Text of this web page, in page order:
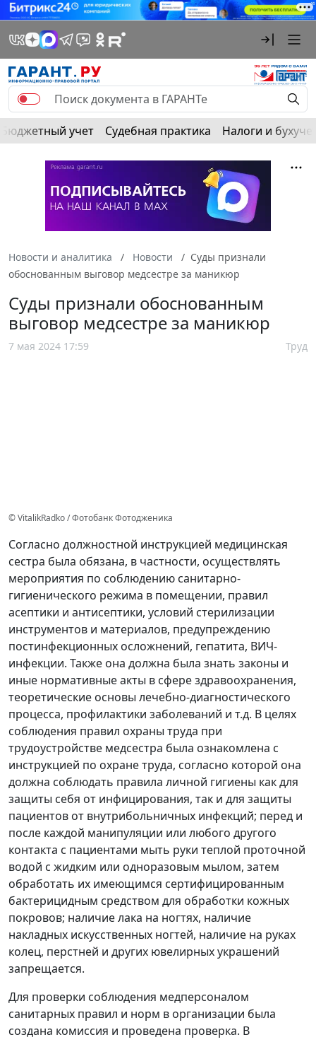
Бюджетный учет Судебная практика Налоги и
Новости и аналитика Новости
Суды признали
обоснованным выговор медсестре за маникюр
Суды признали обоснованным
выговор медсестре за маникюр
7 мая 2024 17:59 Труд
© VitalikRadko / Фотобанк Фотодженика
Согласно должностной инструкцией медицинская
сестра была обязана, в частности, осуществлять
мероприятия по соблюдению санитарно-
гигиенического режима в помещении, правил
асептики и антисептики, условий стерилизации
инструментов и материалов, предупреждению
постинфекционных осложнений, гепатита, ВИЧ-
инфекции. Также она должна была знать законы и
иные нормативные акты в сфере здравоохранения,
теоретические основы лечебно-диагностического
процесса, профилактики заболеваний и т.д. В целях
соблюдения правил охраны труда при
трудоустройстве медсестра была ознакомлена с
инструкцией по охране труда, согласно которой она
должна соблюдать правила личной гигиены как для
защиты себя от инфицирования, так и для защиты
пациентов от внутрибольничных инфекций; перед и
после каждой манипуляции или любого другого
контакта с пациентами мыть руки теплой проточной
водой с жидким или одноразовым мылом, затем
обработать их имеющимся сертифицированным
бактерицидным средством для обработки кожных
покровов; наличие лака на ногтях, наличие
накладных искусственных ногтей, наличие на руках
колец, перстней и других ювелирных украшений
запрещается.
Для проверки соблюдения медперсоналом
санитарных правил и норм в организации была
создана комиссия и проведена проверка. В